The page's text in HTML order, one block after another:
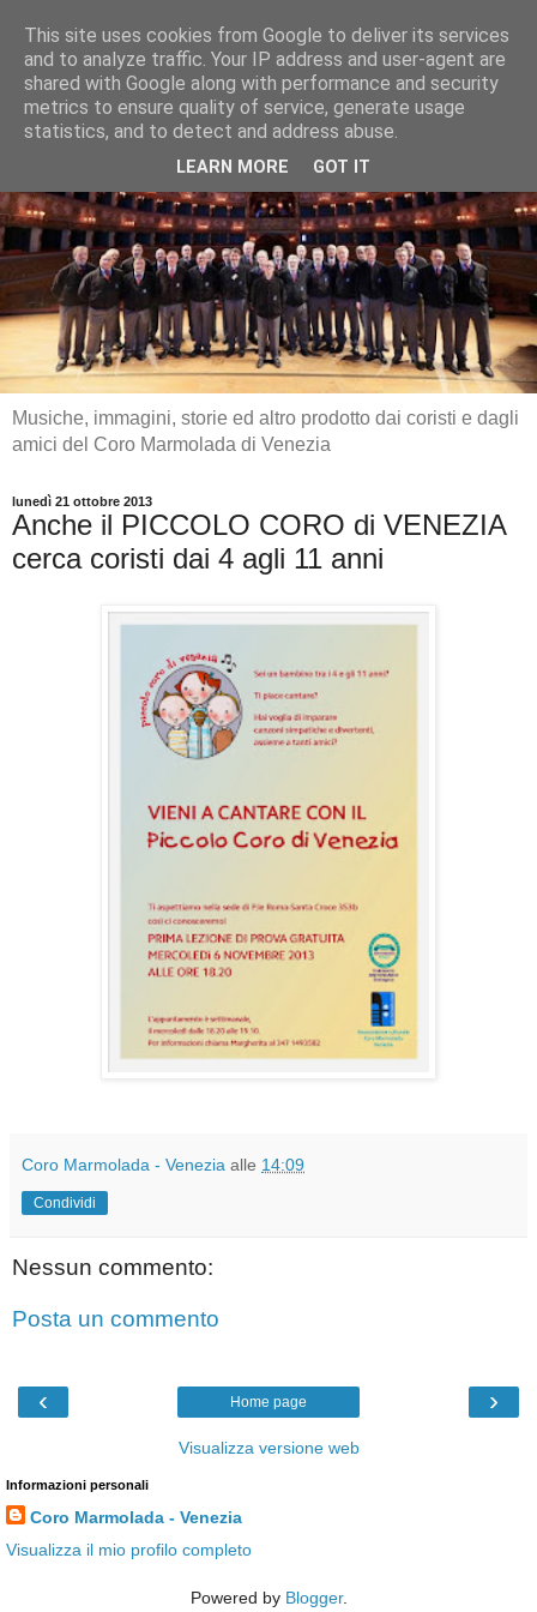
Musiche, immagini, storie ed altro prodotto dai coristi e dagli
amici del Coro Marmolada di Venezia
lunedì 21 ottobre 2013
Anche il PICCOLO CORO di VENEZIA
cerca coristi dai 4 agli 11 anni
Coro Marmolada - Venezia alle 14:09
Condividi
Nessun commento:
Posta un commento
‹ ›
Home page
Visualizza versione web
Informazioni personali
Coro Marmolada - Venezia
Visualizza il mio profilo completo
Powered by Blogger.
This site uses cookies from Google to deliver its services
and to analyze traffic. Your IP address and user-agent are
shared with Google along with performance and security
metrics to ensure quality of service, generate usage
statistics, and to detect and address abuse.
LEARN MORE GOT IT